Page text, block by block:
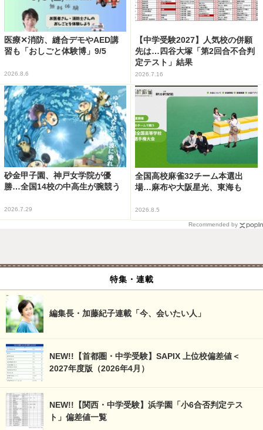
医療✕消防、縫合デモやAED講
習も「おしごと体験博」9/5
2026.8.6
【中学受験2027】人気校の併願
先は…四谷大塚「第2回合不合判
定テスト」結果
2026.7.16
砂金甲子園、神戸女学院が優
勝…全国14校の中高生が腕競う
2026.7.29
全国高校麻雀32チーム本選出
場…麻布や大阪星光、東海も
2026.8.5
Recommended by
特集・連載
編集長・加藤紀子連載「今、会いたい人」
NEW!!【首都圏・中学受験】SAPIX 上位校偏差値＜
2027年度版（2026年4月）
NEW!!【関西・中学受験】浜学園「小6合否判定テス
ト」偏差値一覧